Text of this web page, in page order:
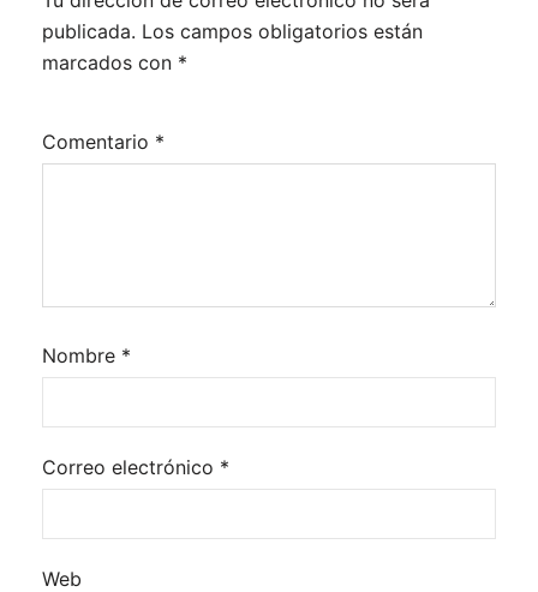
publicada. Los campos obligatorios están
marcados con *
Comentario *
Nombre *
Correo electrónico *
Web